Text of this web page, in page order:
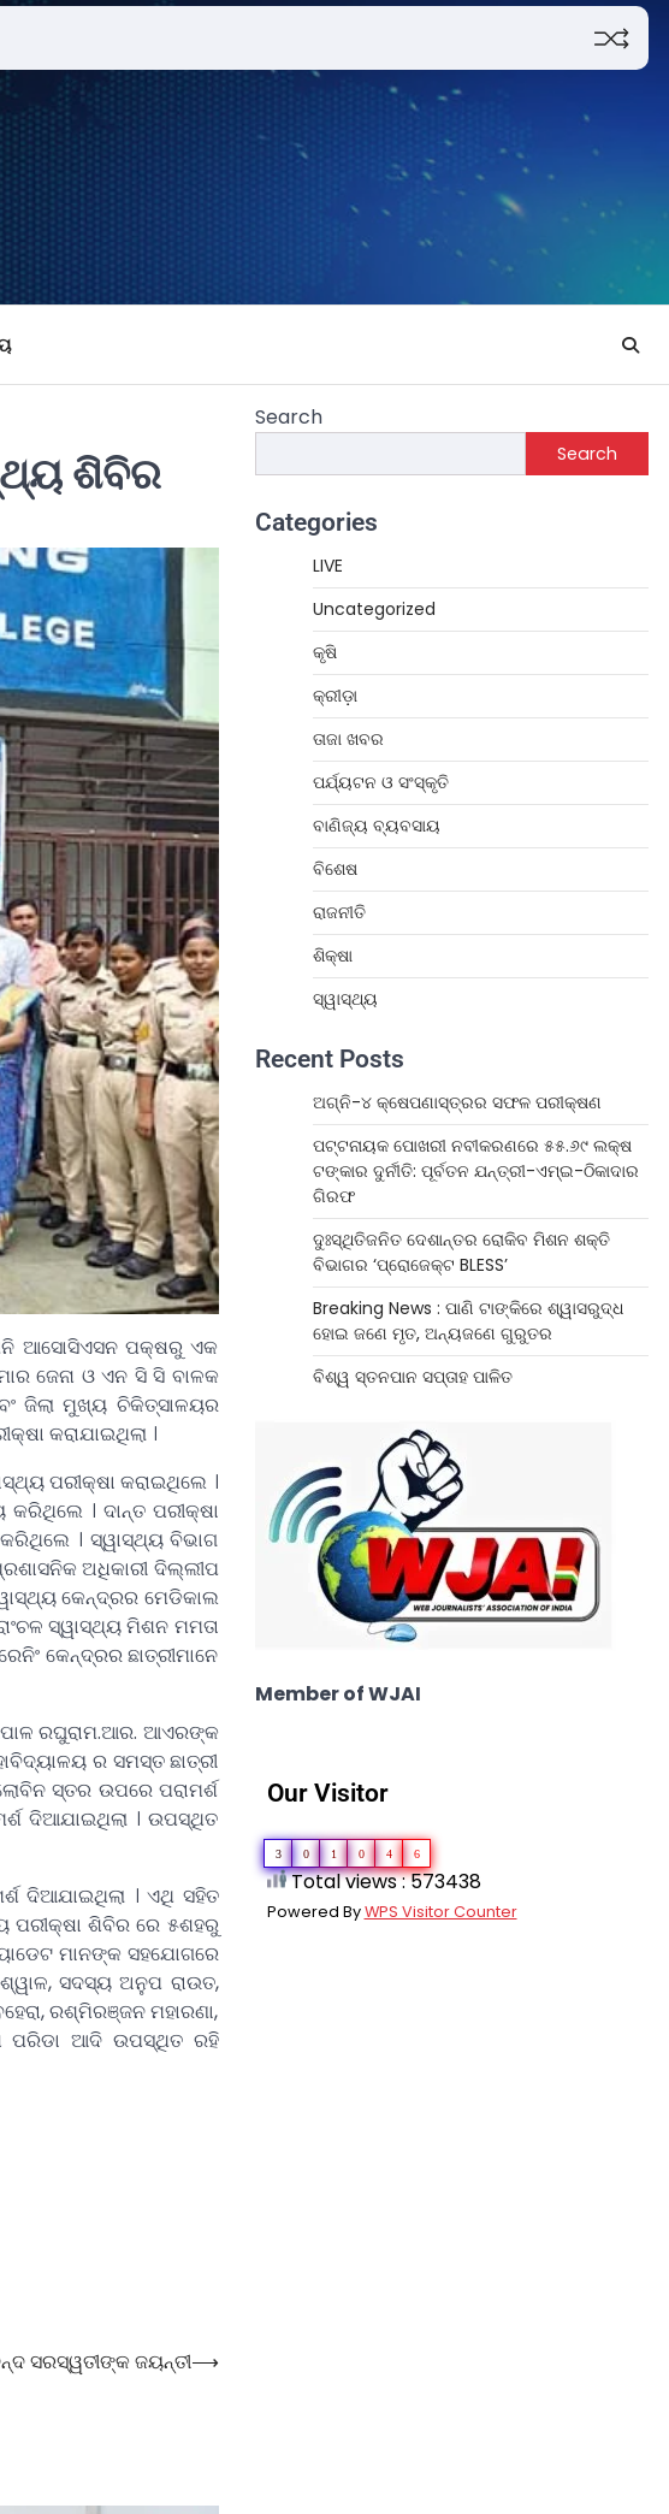
ଶିବିର
ଆସୋସିଏସନ ପକ୍ଷରୁ ଏକ
ଜେନା ଓ ଏନ ସି ସି ବାଳକ
ଜିଲା ମୁଖ୍ୟ ଚିକିତ୍ସାଳୟର
କରାଯାଇଥିଲା ।
ପରୀକ୍ଷା କରାଇଥିଲେ ।
। ଦାନ୍ତ ପରୀକ୍ଷା
। ସ୍ୱାସ୍ଥ୍ୟ ବିଭାଗ
ଅଧିକାରୀ ଦିଲ୍ଲୀପ
କେନ୍ଦ୍ରର ମେଡିକାଲ
ସ୍ୱାସ୍ଥ୍ୟ ମିଶନ ମମତା
କେନ୍ଦ୍ରର ଛାତ୍ରୀମାନେ
ରଘୁରାମ.ଆର. ଆଏରଙ୍କ
ର ସମସ୍ତ ଛାତ୍ରୀ
ସ୍ତର ଉପରେ ପରାମର୍ଶ
ଦିଆଯାଇଥିଲା । ଉପସ୍ଥିତ
ଦିଆଯାଇଥିଲା । ଏଥି ସହିତ
ପରୀକ୍ଷା ଶିବିର ରେ ୫ଶହରୁ
ମାନଙ୍କ ସହଯୋଗରେ
ସଦସ୍ୟ ଅନୁପ ରାଉତ,
ରଶ୍ମିରଞ୍ଜନ ମହାରଣା,
ପରିଡା ଆଦି ଉପସ୍ଥିତ ରହି
ସରସ୍ୱତୀଙ୍କ ଜୟନ୍ତୀ⟶
Search
Search
Categories
LIVE
Uncategorized
କୃଷି
କ୍ରୀଡ଼ା
ତାଜା ଖବର
ପର୍ଯ୍ୟଟନ ଓ ସଂସ୍କୃତି
ବାଣିଜ୍ୟ ବ୍ୟବସାୟ
ବିଶେଷ
ରାଜନୀତି
ଶିକ୍ଷା
ସ୍ୱାସ୍ଥ୍ୟ
Recent Posts
ଅଗ୍ନି-୪ କ୍ଷେପଣାସ୍ତ୍ରର ସଫଳ ପରୀକ୍ଷଣ
ପଟ୍ଟନାୟକ ପୋଖରୀ ନବୀକରଣରେ ୫୫.୬୯ ଲକ୍ଷ
ଟଙ୍କାର ଦୁର୍ନୀତି: ପୂର୍ବତନ ଯନ୍ତ୍ରୀ-ଏମ୍‌ଇ-ଠିକାଦାର
ଗିରଫ
ଦୁଃସ୍ଥିତିଜନିତ ଦେଶାନ୍ତର ରୋକିବ ମିଶନ ଶକ୍ତି
ବିଭାଗର ‘ପ୍ରୋଜେକ୍ଟ BLESS’
Breaking News : ପାଣି ଟାଙ୍କିରେ ଶ୍ୱାସରୁଦ୍ଧ
ହୋଇ ଜଣେ ମୃତ, ଅନ୍ୟଜଣେ ଗୁରୁତର
ବିଶ୍ୱ ସ୍ତନପାନ ସପ୍ତାହ ପାଳିତ
Member of WJAI
Our Visitor
3 0 1 0 4 6
Total views : 573438
Powered ByWPS Visitor Counter